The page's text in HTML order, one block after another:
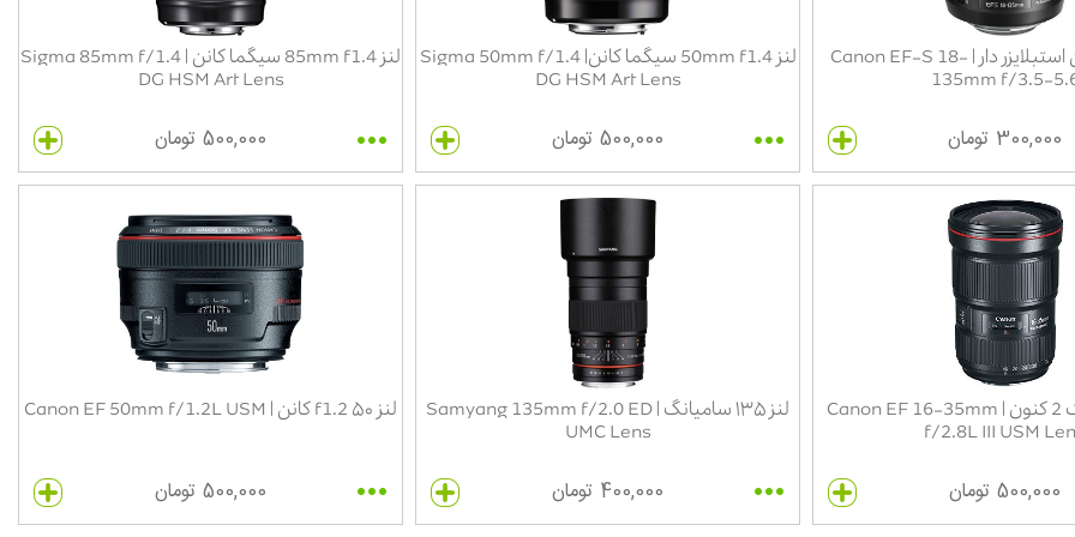
لنز ۱۸،۱۳۵ کانن استبلایزر دار | Canon EF-S 18-
135mm f/3.5-
300,000 تومان
لنز 50mm f1.4 سیگما کانن| Sigma 50mm f/1.4
DG HSM Art Lens
500,000 تومان
لنز 85mm f1.4 سیگما کانن | Sigma 85mm f/1.4
DG HSM Art Lens
500,000 تومان
لنز 35-16 مارک 2 کنون | Canon EF 16-35mm
f/2.8L III USM
500,000 تومان
لنز ۱۳۵ سامیانگ | Samyang 135mm f/2.0 ED
UMC Lens
400,000 تومان
لنز ۵۰ f1.2 کانن | Canon EF 50mm f/1.2L USM
500,000 تومان